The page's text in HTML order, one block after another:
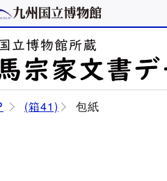
(箱41) 包紙